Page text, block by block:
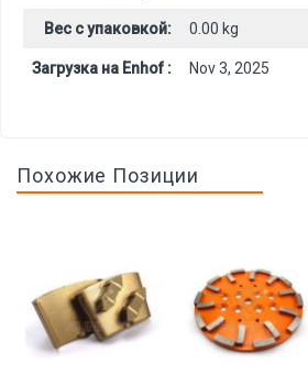
Вес с упаковкой: 0.00 kg
Загрузка на Enhof : Nov 3, 2025
Похожие Позиции